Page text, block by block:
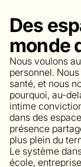
Des
monde
Nous voulons
personnel.
santé, et nous
pourquoi, au-
intime
dans des
présence
plus plein du
Le système
école,